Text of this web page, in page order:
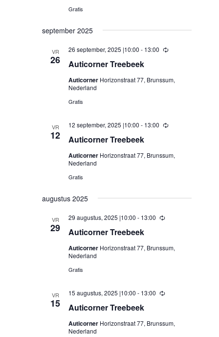
Gratis
september 2025
VR
26 Auticorner Treebeek
26 september, 2025 |10:00 - 13:00 Terugkerend
Auticorner Horizonstraat 77, Brunssum,
Nederland
Gratis
VR
12 Auticorner Treebeek
12 september, 2025 |10:00 - 13:00 Terugkerend
Auticorner Horizonstraat 77, Brunssum,
Nederland
Gratis
augustus 2025
VR
29 Auticorner Treebeek
29 augustus, 2025 |10:00 - 13:00 Terugkerend
Auticorner Horizonstraat 77, Brunssum,
Nederland
Gratis
VR
15 Auticorner Treebeek
15 augustus, 2025 |10:00 - 13:00 Terugkerend
Auticorner Horizonstraat 77, Brunssum,
Nederland